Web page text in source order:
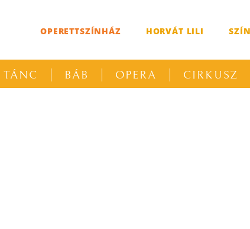
OPERETTSZÍNHÁZ HORVÁT LILI
TÁNC BÁB OPERA CIRKUSZ